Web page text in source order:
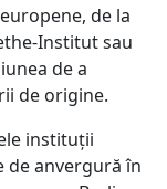
de la
Institut sau
de a
de origine.
instituții
de anvergură în